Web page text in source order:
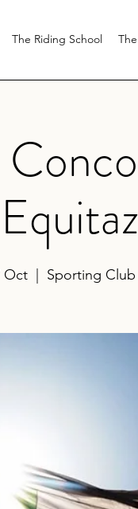
The Riding School
Oct
  |
Sporting